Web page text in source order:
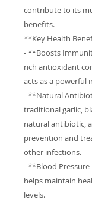
contribute to its
benefits.
**Key Health
- **Boosts
rich antioxidant
acts as a powerful
- **Natural
traditional garlic,
natural antibiotic,
prevention and
other infections.
- **Blood
helps maintain
levels.